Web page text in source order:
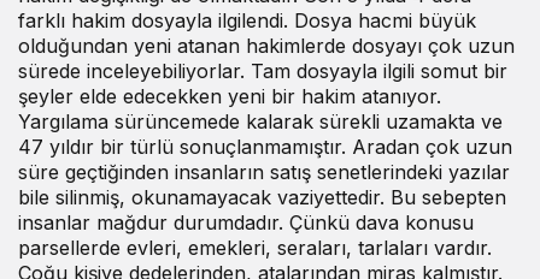
farklı hakim dosyayla ilgilendi. Dosya hacmi büyük
olduğundan yeni atanan hakimlerde dosyayı çok uzun
sürede inceleyebiliyorlar. Tam dosyayla ilgili somut bir
şeyler elde edecekken yeni bir hakim atanıyor.
Yargılama sürüncemede kalarak sürekli uzamakta ve
47 yıldır bir türlü sonuçlanmamıştır. Aradan çok uzun
süre geçtiğinden insanların satış senetlerindeki yazılar
bile silinmiş, okunamayacak vaziyettedir. Bu sebepten
insanlar mağdur durumdadır. Çünkü dava konusu
parsellerde evleri, emekleri, seraları, tarlaları vardır.
Çoğu kişiye dedelerinden, atalarından miras kalmıştır.